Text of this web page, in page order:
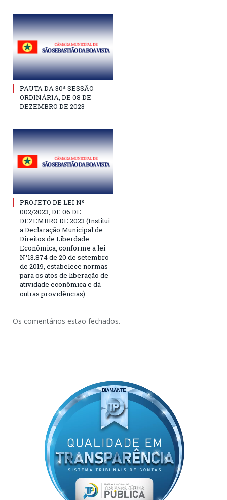
PAUTA DA 30ª SESSÃO
ORDINÁRIA, DE 08 DE
DEZEMBRO DE 2023
PROJETO DE LEI Nº
002/2023, DE 06 DE
DEZEMBRO DE 2023 (Institui
a Declaração Municipal de
Direitos de Liberdade
Econômica, conforme a lei
N°13.874 de 20 de setembro
de 2019, estabelece normas
para os atos de liberação de
atividade econômica e dá
outras providências)
Os comentários estão fechados.